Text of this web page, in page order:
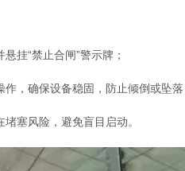
“禁止合闸”警示牌；
，确保设备稳固，防止倾倒或坠落
塞风险，避免盲目启动。